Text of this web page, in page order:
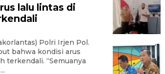
lalu lintas di
Polri Irjen Pol.
bahwa kondisi arus
terkendali. “Semuanya